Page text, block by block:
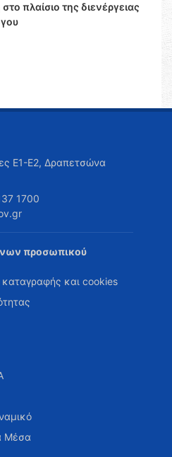
πλαίσιο της διενέργειας
Ε1-Ε2, Δραπετσώνα
1700
προσωπικού
καταγραφής και cookies
Μέσα